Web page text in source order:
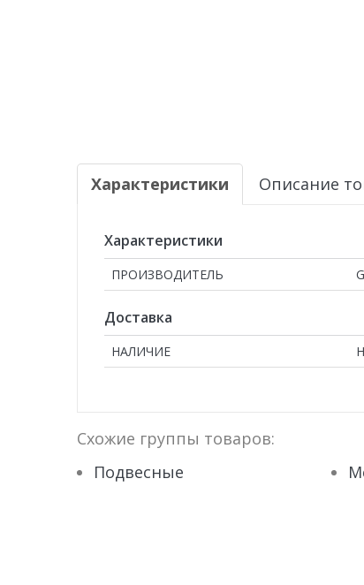
Характеристики Описание
Характеристики
ПРОИЗВОДИТЕЛЬ
Доставка
НАЛИЧИЕ
Схожие группы товаров:
Подвесные